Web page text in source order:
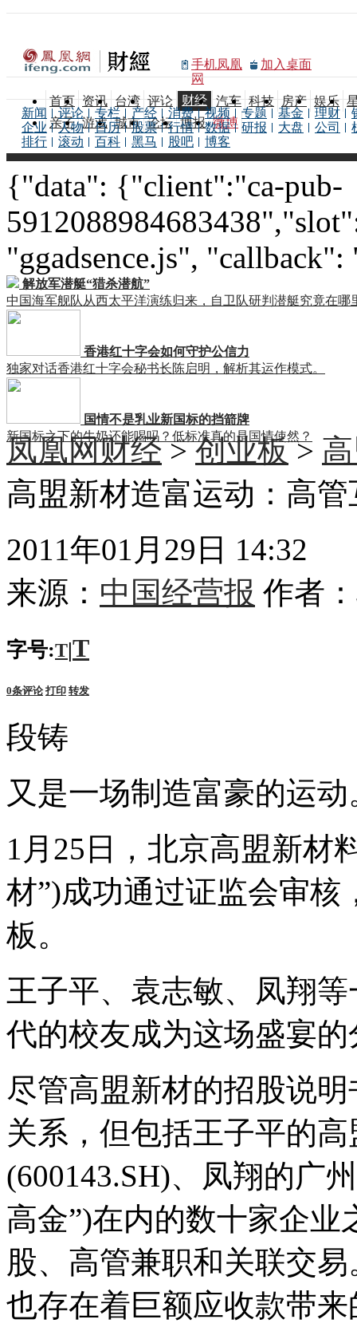
手机凤凰
网
加入桌面
首页 资讯 台湾 评论 财经 汽车 科技 房产 娱乐
亲子 游戏 城市 论坛 博报 微博
新闻 评论 专栏 产经 消费 视频 专题 基金 理财
企业
人物 日历 股票 行情 数据 研报 大盘 公司
排行
滚动 百科 黑马 股吧 博客
{"data": {"client":"ca-pub-
"ggadsence.js", "callback":
解放军潜艇“猎杀潜航”
中国海军舰队从西太平洋演练归来，自卫队研判潜艇究竟在哪
香港红十字会如何守护公信力
独家对话香港红十字会秘书长陈启明，解析其运作模式。
国情不是乳业新国标的挡箭牌
新国标之下的牛奶还能喝吗？低标准真的是国情使然？
凤凰网财经>创业板>
高盟新材造富运动：高
2011年01月29日 14:32
来源： 中国经营报 作者：
字号:T|T
0条评论 打印 转发
段铸
又是一场制造富豪的运动
1月25日，北京高盟新材
材”)成功通过证监会审
板。
王子平、袁志敏、凤翔
代的校友成为这场盛宴
尽管高盟新材的招股说
关系，但包括王子平的
(600143.SH)、凤翔的广
高金”)在内的数十家企
股、高管兼职和关联交
也存在着巨额应收款带